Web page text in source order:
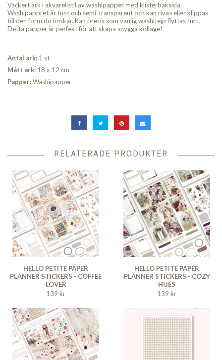
Vackert ark i akvarellstil av washipapper med klisterbaksida.
Washipappret är tunt och semi-transparent och kan rivas eller klippas
till den form du önskar. Kan precis som vanlig washitejp flyttas runt.
Detta papper är perfekt för att skapa snygga kollage!
Antal ark: 1 st
Mått ark: 18 x 12 cm
Papper:Washipapper
RELATERADE PRODUKTER
HELLO PETITE PAPER
PLANNER STICKERS - COFFEE
LOVER
139 kr
HELLO PETITE PAPER
PLANNER STICKERS - COZY
HUES
139 kr